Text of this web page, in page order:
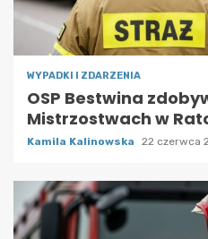
WYPADKI I ZDARZENIA
OSP Bestwina
Mistrzostwach w
Kamila Kalinowska 22 czerwca